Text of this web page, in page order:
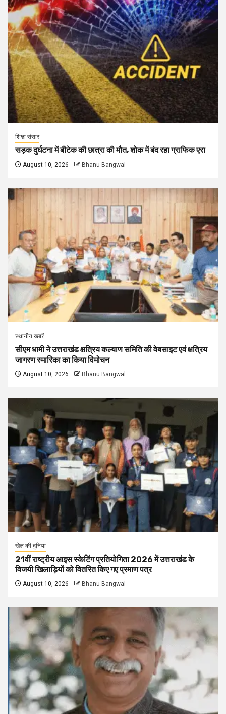
शिक्षा संसार
सड़क दुर्घटना में बीटेक की छात्रा की मौत, शोक में बंद रहा ग्राफिक एरा
August 10, 2026 Bhanu Bangwal
स्थानीय खबरें
सीएम धामी ने उत्तराखंड क्षत्रिय कल्याण समिति की वेबसाइट एवं क्षत्रिय
जागरण स्मारिका का किया विमोचन
August 10, 2026 Bhanu Bangwal
खेल की दुनिया
21वीं राष्ट्रीय आइस स्केटिंग प्रतियोगिता 2026 में उत्तराखंड के
विजयी खिलाड़ियों को वितरित किए गए प्रमाण पत्र
August 10, 2026 Bhanu Bangwal